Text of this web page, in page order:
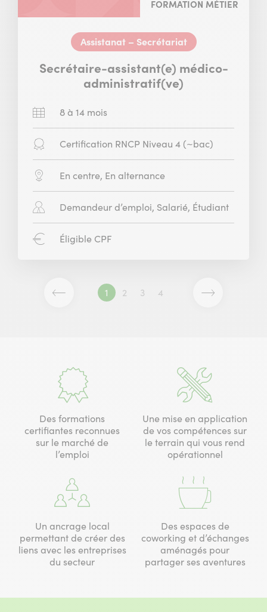
FORMATION MÉTIER
Assistanat – Secrétariat
Secrétaire-assistant(e) médico-
administratif(ve)
Durée 8 à 14 mois
DiplômeCertification RNCP Niveau 4 (~bac)
ModalitéEn centre, En alternance
Public Demandeur d’emploi, Salarié, Étudiant
CPF
Éligible CPF
Page
Page
1 Page
2 Page
3 Page
4
Page
Des formations
certifiantes reconnues
sur le marché de
l’emploi
Une mise en application
de vos compétences sur
le terrain qui vous rend
opérationnel
Un ancrage local
permettant de créer des
liens avec les entreprises
du secteur
Des espaces de
coworking et d’échanges
aménagés pour
partager ses aventures